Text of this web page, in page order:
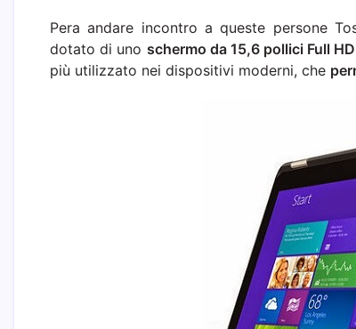
Pera andare incontro a queste persone
dotato di uno schermo da 15,6 pollici Full HD
più utilizzato nei dispositivi moderni, che